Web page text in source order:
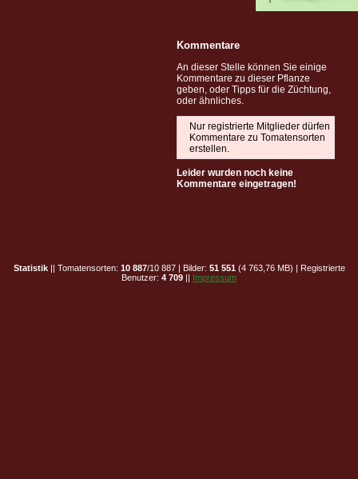
Kommentare
An dieser Stelle können Sie einige
Kommentare zu dieser Pflanze
geben, oder Tipps für die Züchtung,
oder ähnliches.
Nur registrierte Mitglieder dürfen
Kommentare zu Tomatensorten
erstellen.
Leider wurden noch keine
Kommentare eingetragen!
Statistik|| Tomatensorten: 10 887/10 887 | Bilder: 51 551 (4 763,76 MB) | Registrierte
Benutzer: 4 709 || Impressum